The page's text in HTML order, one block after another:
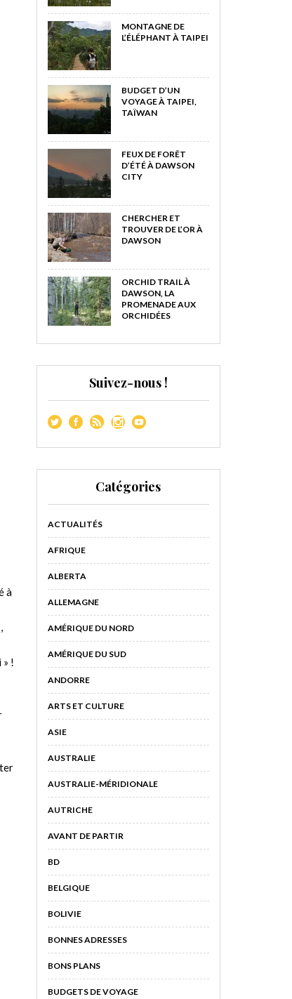
à
,
» !
MONTAGNE DE
L’ÉLÉPHANT À TAIPEI
BUDGET D’UN
VOYAGE À TAIPEI,
TAÏWAN
FEUX DE FORÊT
D’ÉTÉ À DAWSON
CITY
CHERCHER ET
TROUVER DE L’OR À
DAWSON
ORCHID TRAIL À
DAWSON, LA
PROMENADE AUX
ORCHIDÉES
Suivez-nous !
Catégories
ACTUALITÉS
AFRIQUE
ALBERTA
ALLEMAGNE
AMÉRIQUE DU NORD
AMÉRIQUE DU SUD
ANDORRE
ARTS ET CULTURE
ASIE
AUSTRALIE
AUSTRALIE-MÉRIDIONALE
AUTRICHE
AVANT DE PARTIR
BD
BELGIQUE
BOLIVIE
BONNES ADRESSES
BONS PLANS
BUDGETS DE VOYAGE